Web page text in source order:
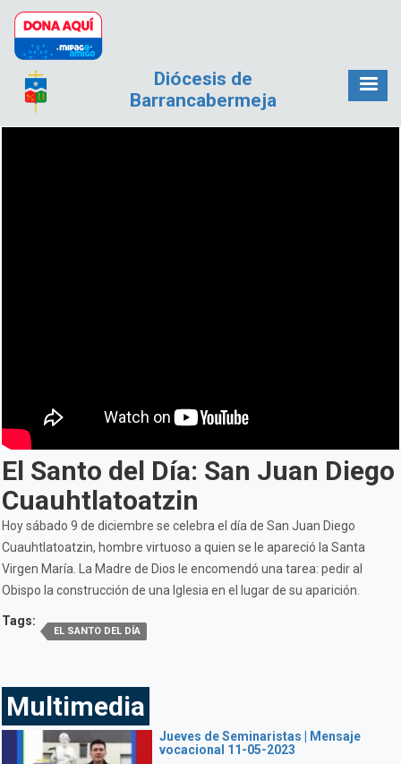
Pasar al contenido principal
Diócesis de
Barrancabermeja
El Santo del Día: San Juan Diego
Cuauhtlatoatzin
Hoy sábado 9 de diciembre se celebra el día de San Juan Diego
Cuauhtlatoatzin, hombre virtuoso a quien se le apareció la Santa
Virgen María. La Madre de Dios le encomendó una tarea: pedir al
Obispo la construcción de una Iglesia en el lugar de su aparición.
Tags:
EL SANTO DEL DÍA
Multimedia
Jueves de Seminaristas | Mensaje
vocacional 11-05-2023